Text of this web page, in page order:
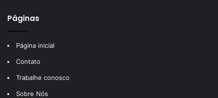
Páginas
Página inicial
Contato
Trabalhe conosco
Sobre Nós